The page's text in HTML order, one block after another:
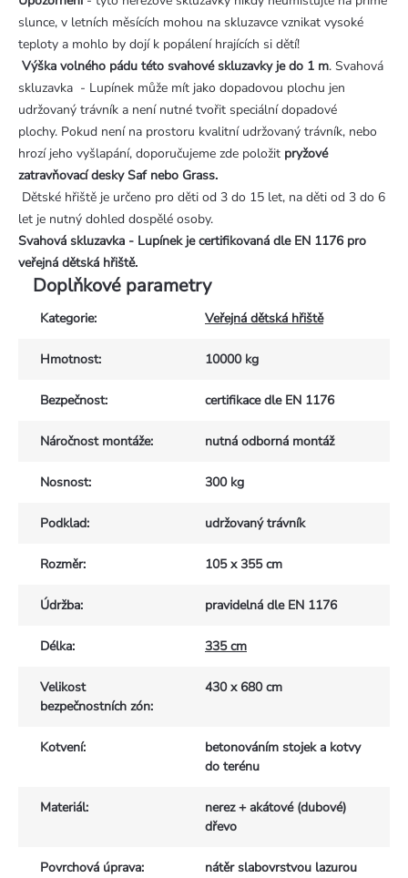
slunce, v letních měsících mohou na skluzavce vznikat vysoké
teploty a mohlo by dojí k popálení hrajících si dětí!
Výška volného pádu této svahové skluzavky je do 1 m. Svahová
skluzavka - Lupínek může mít jako dopadovou plochu jen
udržovaný trávník a není nutné tvořit speciální dopadové
plochy. Pokud není na prostoru kvalitní udržovaný trávník, nebo
hrozí jeho vyšlapání, doporučujeme zde položit pryžové
zatravňovací desky Saf nebo Grass.
Dětské hřiště je určeno pro děti od 3 do 15 let, na děti od 3 do 6
let je nutný dohled dospělé osoby.
Svahová skluzavka - Lupínek je certifikovaná dle EN 1176 pro
veřejná dětská hřiště.
Doplňkové parametry
Kategorie: Veřejná dětská hřiště
Hmotnost: 10000 kg
Bezpečnost: certifikace dle EN 1176
Náročnost montáže: nutná odborná montáž
Nosnost: 300 kg
Podklad: udržovaný trávník
Rozměr: 105 x 355 cm
Údržba: pravidelná dle EN 1176
Délka: 335 cm
Velikost
bezpečnostních zón:
430 x 680 cm
Kotvení:
betonováním stojek a kotvy
do terénu
Materiál:
nerez + akátové (dubové)
dřevo
Povrchová úprava: nátěr slabovrstvou lazurou